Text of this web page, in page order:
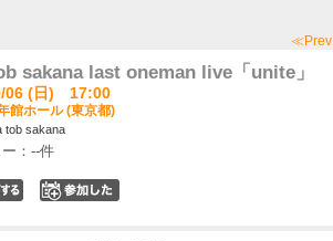
≪Prev
sakana last oneman live「unite」
06 (日) 17:00
館ホール (東京都)
tob sakana
：--件